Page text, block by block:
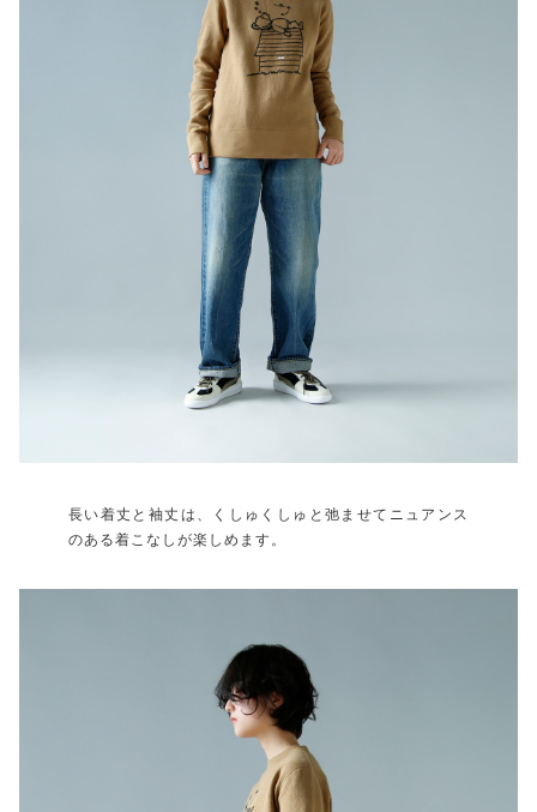
長い着丈と袖丈は、くしゅくしゅと弛ませてニュアンス
のある着こなしが楽しめます。